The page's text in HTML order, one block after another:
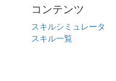
コンテンツ
スキルシミュレータ
スキル一覧